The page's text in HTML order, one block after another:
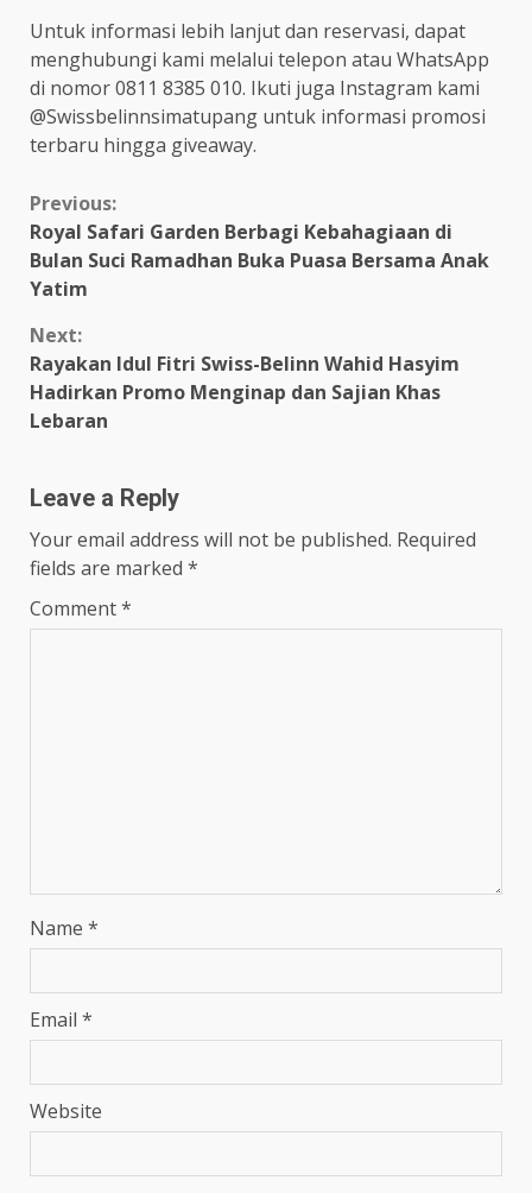
Untuk informasi lebih lanjut dan reservasi, dapat
menghubungi kami melalui telepon atau WhatsApp
di nomor 0811 8385 010. Ikuti juga Instagram kami
@Swissbelinnsimatupang untuk informasi promosi
terbaru hingga giveaway.
Continue
Reading
Previous:
Royal Safari Garden Berbagi Kebahagiaan di
Bulan Suci Ramadhan Buka Puasa Bersama Anak
Yatim
Next:
Rayakan Idul Fitri Swiss-Belinn Wahid Hasyim
Hadirkan Promo Menginap dan Sajian Khas
Lebaran
Leave a Reply
Your email address will not be published. Required
fields are marked *
Comment*
Name *
Email *
Website